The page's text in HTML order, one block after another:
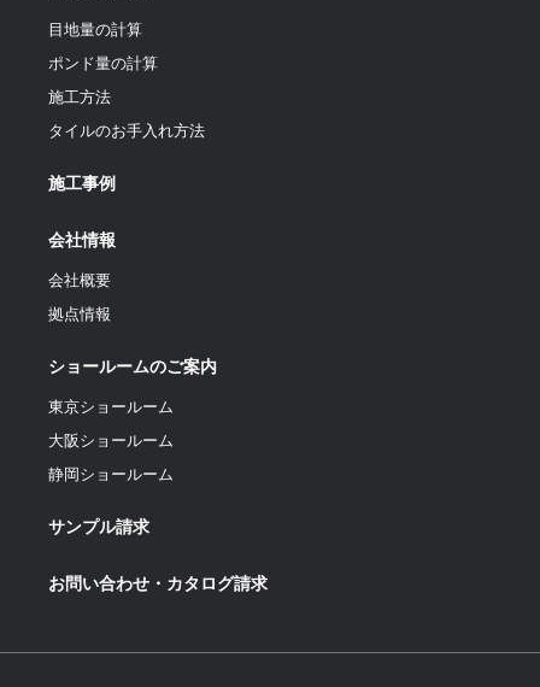
目地量の計算
ポンド量の計算
施工方法
タイルのお手入れ方法
施工事例
会社情報
会社概要
拠点情報
ショールームのご案内
東京ショールーム
大阪ショールーム
静岡ショールーム
サンプル請求
お問い合わせ・カタログ請求